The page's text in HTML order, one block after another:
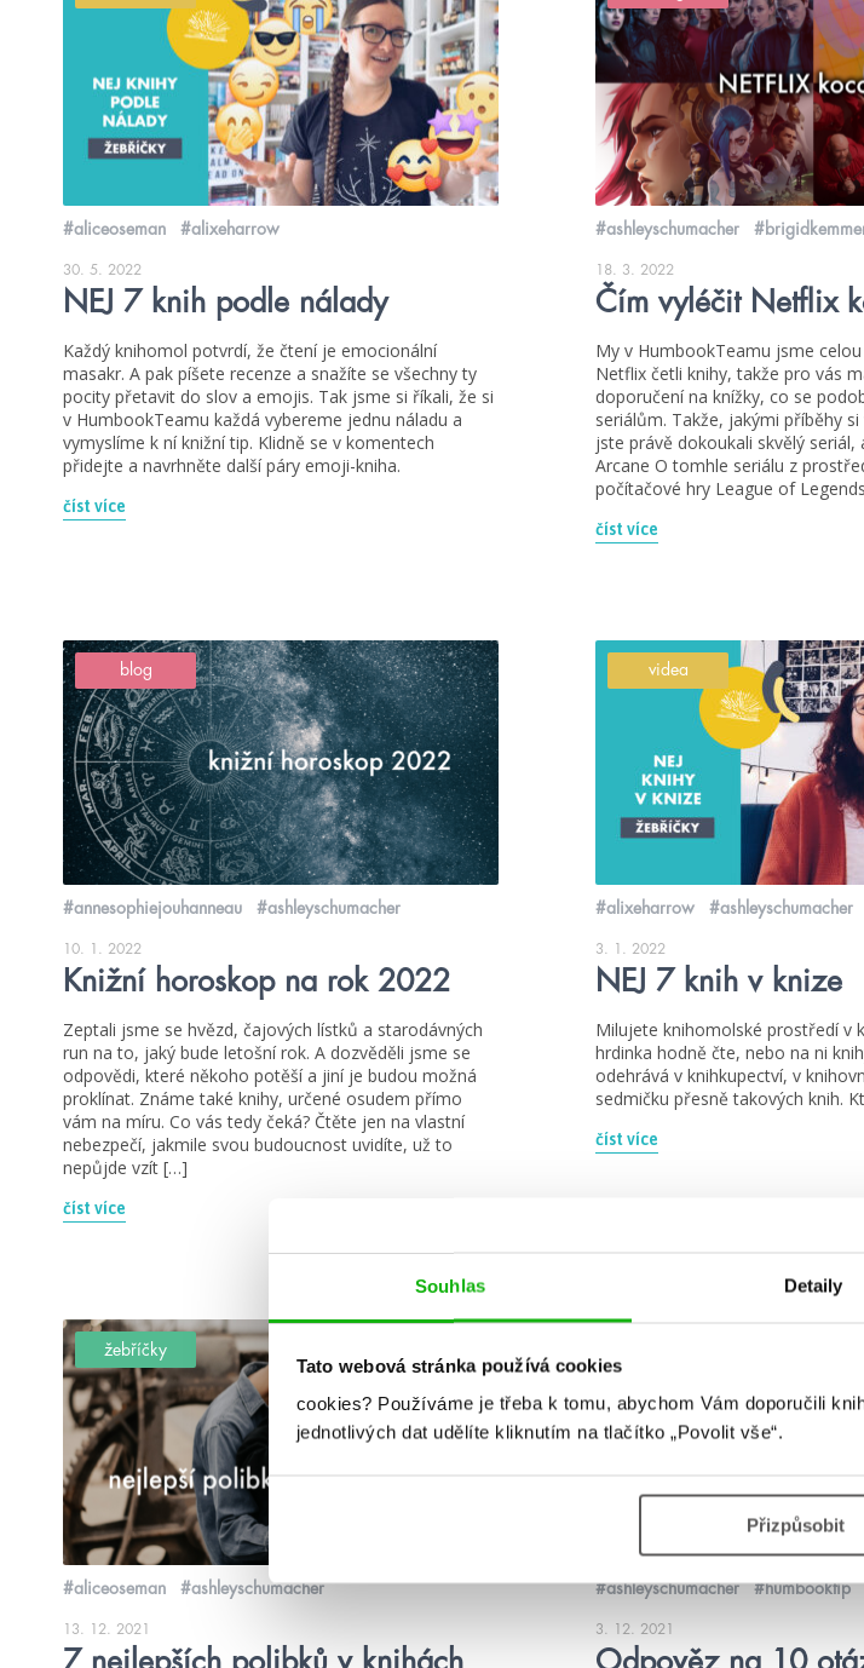
Souhlas Detaily
Tato webová stránka používá cookies
cookies? Používáme je třeba k tomu, abychom Vám doporučili
jednotlivých dat udělíte kliknutím na tlačítko „Povolit vše“.
Přizpůsobit
#aliceoseman #alixeharrow
30. 5. 2022
NEJ 7 knih podle nálady
Každý knihomol potvrdí, že čtení je emocionální
masakr. A pak píšete recenze a snažíte se všechny ty
pocity přetavit do slov a emojis. Tak jsme si říkali, že si
v HumbookTeamu každá vybereme jednu náladu a
vymyslíme k ní knižní tip. Klidně se v komentech
přidejte a navrhněte další páry emoji-kniha.
číst více
#ashleyschumacher
18. 3. 2022
Čím vyléčit Netflix
My v HumbookTeamu jsme
Netflix četli knihy, takže pro vás
doporučení na knížky, co se
seriálům. Takže, jakými příběhy
jste právě dokoukali skvělý seriál,
Arcane O tomhle seriálu z
počítačové hry League of
číst více
blog
#annesophiejouhanneau #ashleyschumacher
10. 1. 2022
Knižní horoskop na rok 2022
Zeptali jsme se hvězd, čajových lístků a starodávných
run na to, jaký bude letošní rok. A dozvěděli jsme se
odpovědi, které někoho potěší a jiní je budou možná
proklínat. Známe také knihy, určené osudem přímo
vám na míru. Co vás tedy čeká? Čtěte jen na vlastní
nebezpečí, jakmile svou budoucnost uvidíte, už to
nepůjde vzít […]
číst více
videa
#alixeharrow #ashleyschumacher
3. 1. 2022
NEJ 7 knih v knize
Milujete knihomolské prostředí v
hrdinka hodně čte, nebo na ni
odehrává v knihkupectví, v
sedmičku přesně takových knih.
číst více
žebříčky
#aliceoseman #ashleyschumacher
13. 12. 2021
7 nejlepších polibků v knihách
#ashleyschumacher #humbooktip
3. 12. 2021
Odpověz na 10